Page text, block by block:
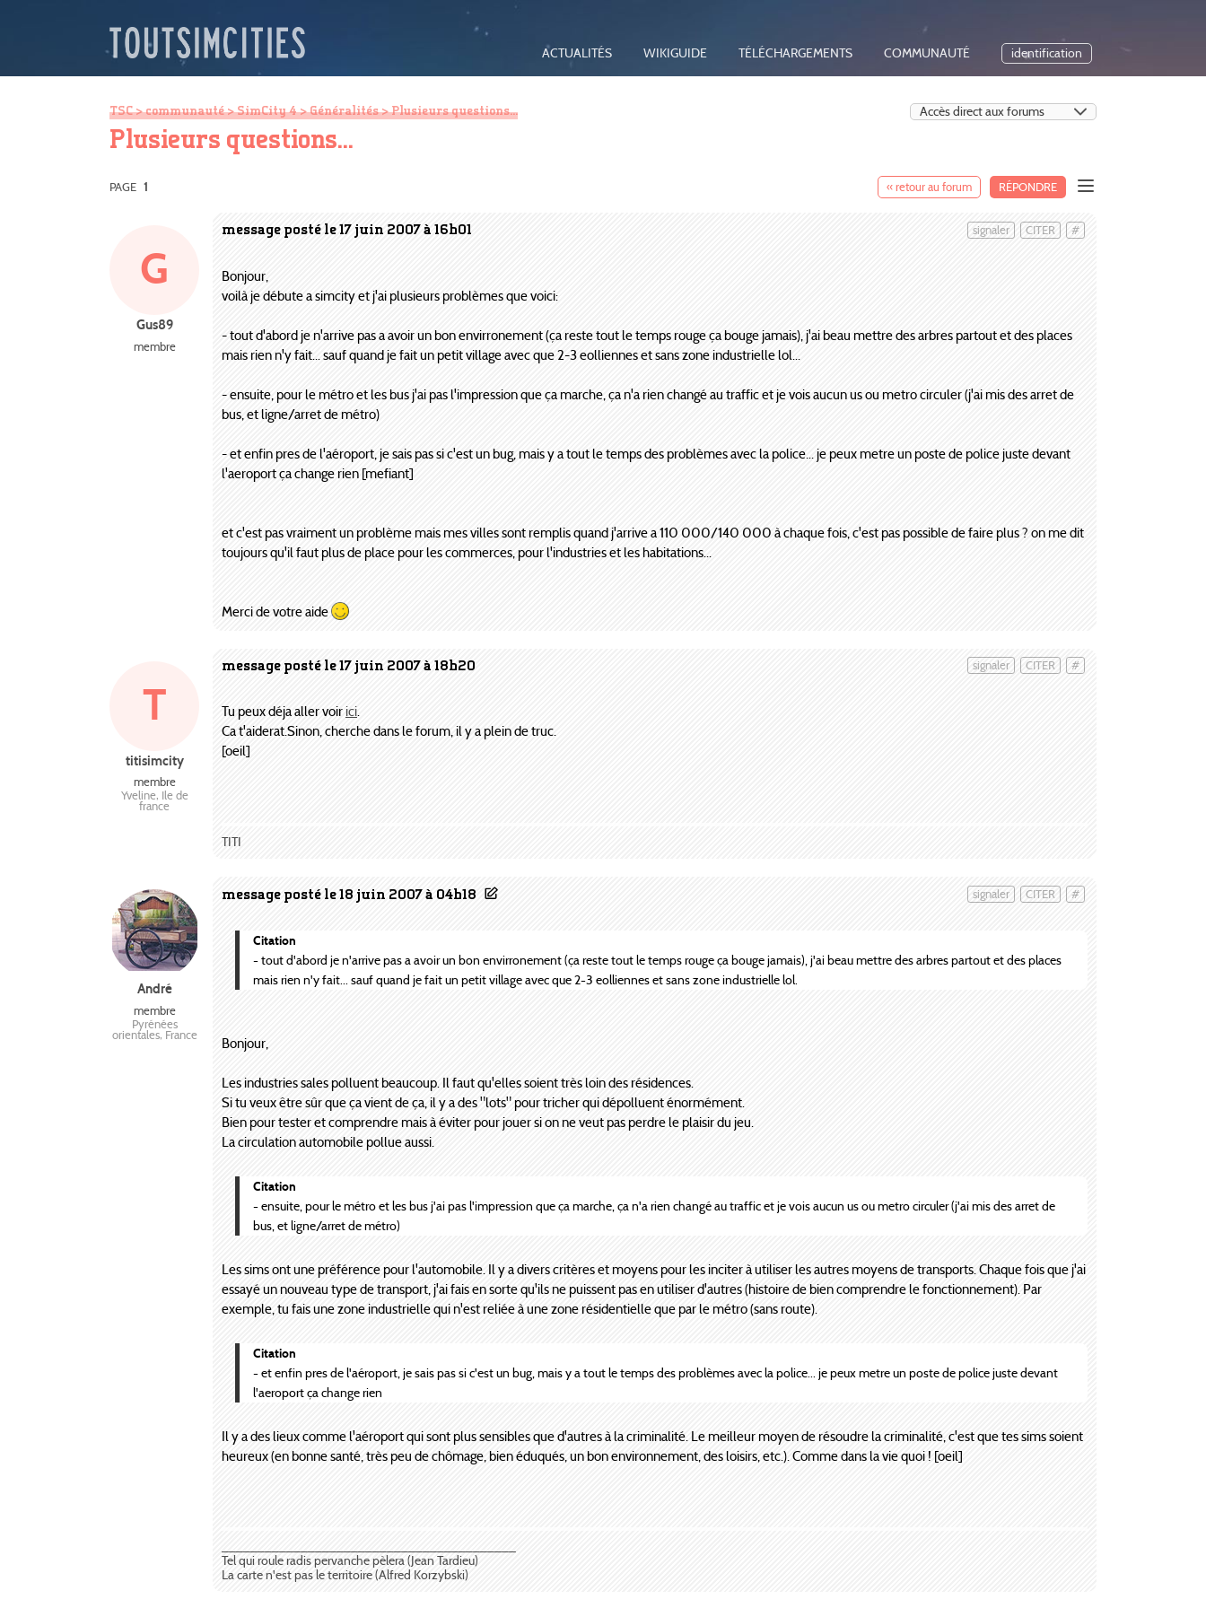
ACTUALITÉS WIKIGUIDE TÉLÉCHARGEMENTS COMMUNAUTÉ identification
TSC>communauté>SimCity 4>Généralités> Plusieurs questions...
Plusieurs questions...
« retour au forum RÉPONDRE
PAGE 1
message posté le 17 juin 2007 à 16h01 #
CITER
signaler
G
Gus89
membre
Bonjour,
voilà je débute a simcity et j'ai plusieurs problèmes que voici:
- tout d'abord je n'arrive pas a avoir un bon envirronement (ça reste tout le temps rouge ça bouge jamais), j'ai beau mettre des arbres partout et des places
mais rien n'y fait... sauf quand je fait un petit village avec que 2-3 eolliennes et sans zone industrielle lol...
- ensuite, pour le métro et les bus j'ai pas l'impression que ça marche, ça n'a rien changé au traffic et je vois aucun us ou metro circuler (j'ai mis des arret de
bus, et ligne/arret de métro)
- et enfin pres de l'aéroport, je sais pas si c'est un bug, mais y a tout le temps des problèmes avec la police... je peux metre un poste de police juste devant
l'aeroport ça change rien [mefiant]
et c'est pas vraiment un problème mais mes villes sont remplis quand j'arrive a 110 000/140 000 à chaque fois, c'est pas possible de faire plus ? on me dit
toujours qu'il faut plus de place pour les commerces, pour l'industries et les habitations...
Merci de votre aide
message posté le 17 juin 2007 à 18h20 #
CITER
signaler
T
titisimcity
membre
Yveline, Ile de
france
Tu peux déja aller voirici.
Ca t'aiderat.Sinon, cherche dans le forum, il y a plein de truc.
[oeil]
TITI
message posté le 18 juin 2007 à 04h18 #
CITER
signaler
André
membre
Pyrénées
orientales, France
Citation
- tout d'abord je n'arrive pas a avoir un bon envirronement (ça reste tout le temps rouge ça bouge jamais), j'ai beau mettre des arbres partout et des places
mais rien n'y fait... sauf quand je fait un petit village avec que 2-3 eolliennes et sans zone industrielle lol.
Bonjour,
Les industries sales polluent beaucoup. Il faut qu'elles soient très loin des résidences.
Si tu veux être sûr que ça vient de ça, il y a des "lots" pour tricher qui dépolluent énormément.
Bien pour tester et comprendre mais à éviter pour jouer si on ne veut pas perdre le plaisir du jeu.
La circulation automobile pollue aussi.
Citation
- ensuite, pour le métro et les bus j'ai pas l'impression que ça marche, ça n'a rien changé au traffic et je vois aucun us ou metro circuler (j'ai mis des arret de
bus, et ligne/arret de métro)
Les sims ont une préférence pour l'automobile. Il y a divers critères et moyens pour les inciter à utiliser les autres moyens de transports. Chaque fois que j'ai
essayé un nouveau type de transport, j'ai fais en sorte qu'ils ne puissent pas en utiliser d'autres (histoire de bien comprendre le fonctionnement). Par
exemple, tu fais une zone industrielle qui n'est reliée à une zone résidentielle que par le métro (sans route).
Citation
- et enfin pres de l'aéroport, je sais pas si c'est un bug, mais y a tout le temps des problèmes avec la police... je peux metre un poste de police juste devant
l'aeroport ça change rien
Il y a des lieux comme l'aéroport qui sont plus sensibles que d'autres à la criminalité. Le meilleur moyen de résoudre la criminalité, c'est que tes sims soient
heureux (en bonne santé, très peu de chômage, bien éduqués, un bon environnement, des loisirs, etc.). Comme dans la vie quoi ! [oeil]
Tel qui roule radis pervanche pèlera (Jean Tardieu)
La carte n'est pas le territoire (Alfred Korzybski)